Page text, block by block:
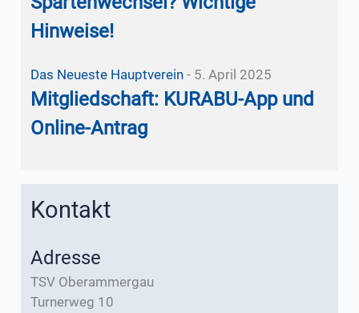
Hinweise!
Das Neueste Hauptverein- 5. April 2025
Mitgliedschaft: KURABU-App und
Online-Antrag
Kontakt
Adresse
TSV Oberammergau
Turnerweg 10